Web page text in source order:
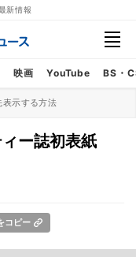
新情報
映画 YouTube BS・
示する方法
ー誌初表紙
コピー